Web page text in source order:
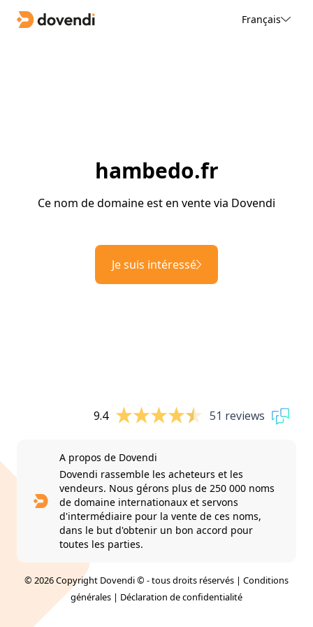
Français
hambedo.fr
Ce nom de domaine est en vente via Dovendi
Je suis intéressé
9.4 51 reviews
A propos de Dovendi
Dovendi rassemble les acheteurs et les
vendeurs. Nous gérons plus de 250 000 noms
de domaine internationaux et servons
d'intermédiaire pour la vente de ces noms,
dans le but d'obtenir un bon accord pour
toutes les parties.
© 2026 Copyright Dovendi © - tous droits réservés | Conditions
générales | Déclaration de confidentialité